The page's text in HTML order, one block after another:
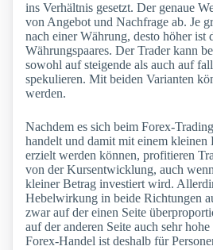
ins Verhältnis gesetzt. Der genaue
von Angebot und Nachfrage ab. Je
nach einer Währung, desto höher ist
Währungspaares. Der Trader kann
sowohl auf steigende als auch auf
spekulieren. Mit beiden Varianten
werden.
Nachdem es sich beim Forex-
handelt und damit mit einem kleinen
erzielt werden können, profitieren
von der Kursentwicklung, auch
kleiner Betrag investiert wird.
Hebelwirkung in beide Richtungen
zwar auf der einen Seite
auf der anderen Seite auch sehr
Forex-Handel ist deshalb für